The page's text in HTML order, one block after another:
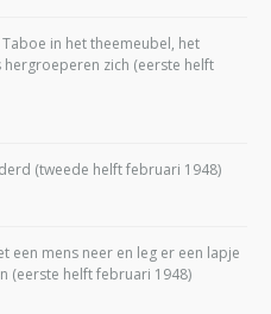
in het theemeubel, het
zich (eerste helft
(tweede helft februari 1948)
een mens neer en leg er een lapje
(eerste helft februari 1948)